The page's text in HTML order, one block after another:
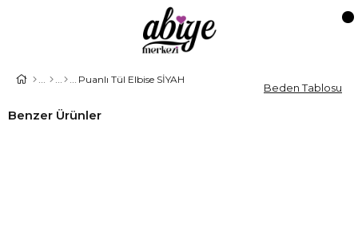
Puanlı Tül Elbise SİYAH
Benzer Ürünler
Beden Tablosu